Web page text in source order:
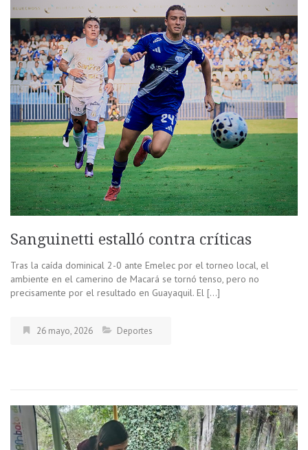
Sanguinetti estalló contra críticas
Tras la caída dominical 2-0 ante Emelec por el torneo local, el
ambiente en el camerino de Macará se tornó tenso, pero no
precisamente por el resultado en Guayaquil. El […]
26 mayo, 2026 Deportes